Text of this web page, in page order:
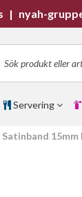
Satinband 15mm
| nyah-
Servering